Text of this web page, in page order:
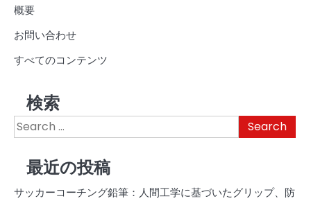
概要
お問い合わせ
すべてのコンテンツ
検索
Search
for:
最近の投稿
サッカーコーチング鉛筆：人間工学に基づいたグリップ、防